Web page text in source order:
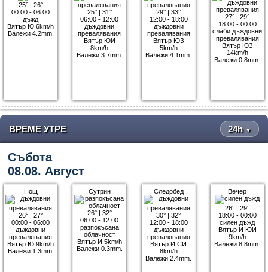
25°| 26°
00:00 - 06:00
дъжд
Вятър Ю 6km/h
Валежи 4.2mm.
25°| 31°
06:00 - 12:00
дъждовни
превалявания
Вятър ЮИ
8km/h
Валежи 3.7mm.
29° |33°
12:00 - 18:00
дъждовни
превалявания
Вятър ЮЗ
5km/h
Валежи 4.1mm.
27° |29°
18:00 - 00:00
слаби дъждовни
превалявания
Вятър ЮЗ
14km/h
Валежи 0.8mm.
ВРЕМЕ УТРЕ 24h ▼
Събота
08.08. Август
Нощ
26°| 27°
00:00 - 06:00
дъждовни
превалявания
Вятър Ю 9km/h
Валежи 1.3mm.
Сутрин
26°| 32°
06:00 - 12:00
разпокъсана
облачност
Вятър И 5km/h
Валежи 0.3mm.
Следобед
30° |32°
12:00 - 18:00
дъждовни
превалявания
Вятър И СИ
8km/h
Валежи 2.4mm.
Вечер
26° |29°
18:00 - 00:00
силен дъжд
Вятър И ЮИ
9km/h
Валежи 8.8mm.